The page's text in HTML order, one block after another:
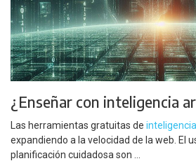
¿Enseñar con inteligencia
Las herramientas gratuitas de
expandiendo a la velocidad de la web. El
planificación cuidadosa son ...